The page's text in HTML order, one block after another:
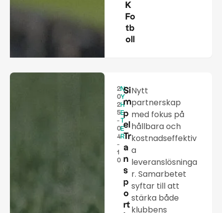
K
Fo
tb
oll
2
0
2
5
-
0
4
-
1
0
N
Y
H
E
T
E
R
Si
m
p
el
Tr
a
n
s
p
o
rt
Nytt
partnerskap
med fokus på
hållbara och
kostnadseffektiv
a
leveranslösninga
r. Samarbetet
syftar till att
stärka både
klubbens